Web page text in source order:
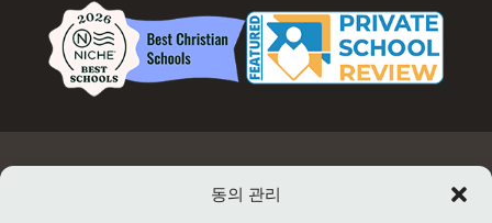
동의 관리